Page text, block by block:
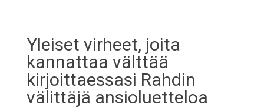
Yleiset virheet, joita
kannattaa välttää
kirjoittaessasi Rahdin
välittäjä ansioluetteloa